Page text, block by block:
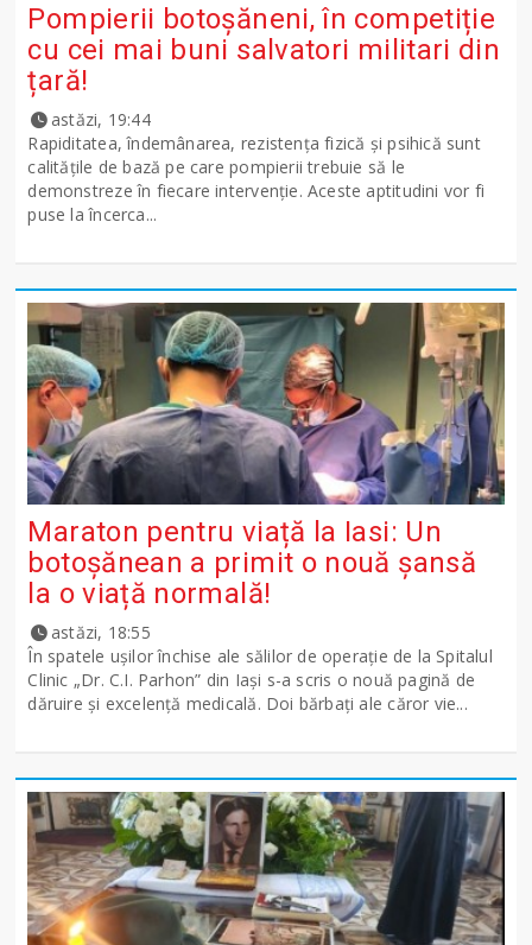
Pompierii botoșăneni, în competiție
cu cei mai buni salvatori militari din
țară!
astăzi, 19:44
Rapiditatea, îndemânarea, rezistența fizică și psihică sunt
calitățile de bază pe care pompierii trebuie să le
demonstreze în fiecare intervenție. Aceste aptitudini vor fi
puse la încerca...
Maraton pentru viață la Iasi: Un
botoșănean a primit o nouă șansă
la o viață normală!
astăzi, 18:55
În spatele ușilor închise ale sălilor de operație de la Spitalul
Clinic „Dr. C.I. Parhon” din Iași s-a scris o nouă pagină de
dăruire și excelență medicală. Doi bărbați ale căror vie...